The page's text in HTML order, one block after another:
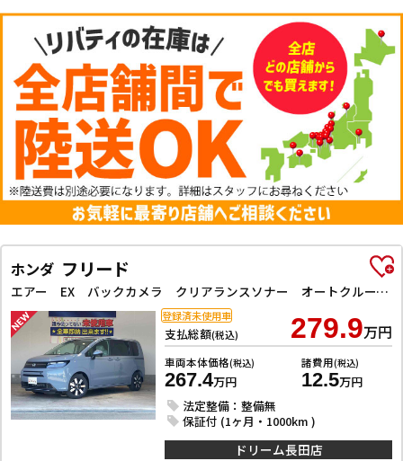
ホンダ フリード
エアー EX バックカメラ クリアランスソナー オートクルーズコントロール レーンアシスト 衝突被害軽減システム 両側電動スライドドア オートライト LEDヘッドランプ スマートキー 電動格納ミラー シートヒーター
支払総額(税込) 279.9万円
車両本体価格(税込)
267.4万円
諸費用(税込)
12.5万円
法定整備：整備無
保証付 (1ヶ月・1000km )
登録済未使用車
ドリーム長田店